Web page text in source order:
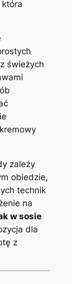
świeżych
zależy
obiedzie,
technik
na
w sosie
dla
z